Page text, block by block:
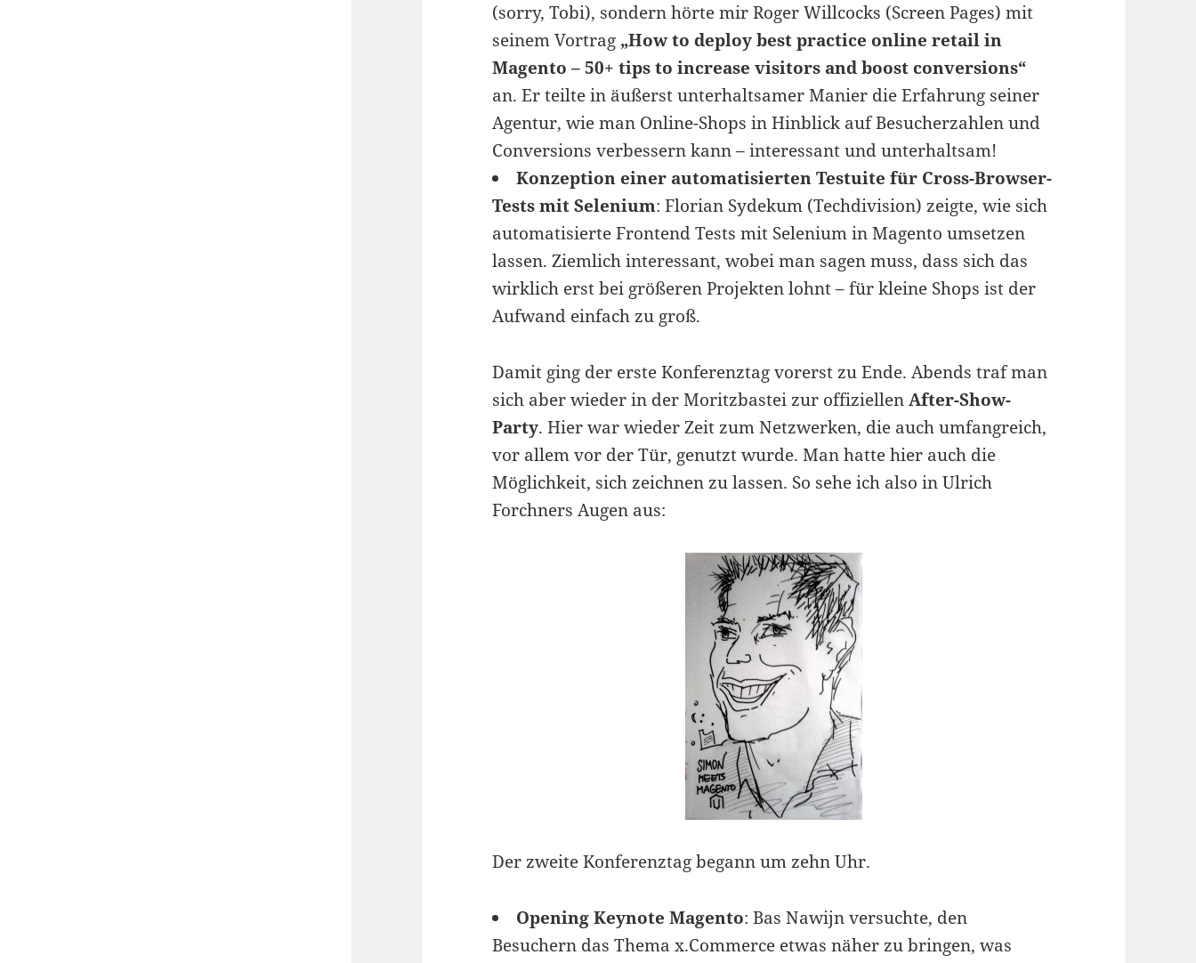
(sorry, Tobi), sondern hörte mir Roger Willcocks (Screen Pages) mit
seinem Vortrag „How to deploy best practice online retail in
Magento – 50+ tips to increase visitors and boost conversions“
an. Er teilte in äußerst unterhaltsamer Manier die Erfahrung seiner
Agentur, wie man Online-Shops in Hinblick auf Besucherzahlen und
Conversions verbessern kann – interessant und unterhaltsam!
Konzeption einer automatisierten Testuite für Cross-Browser-
Tests mit Selenium: Florian Sydekum (Techdivision) zeigte, wie sich
automatisierte Frontend Tests mit Selenium in Magento umsetzen
lassen. Ziemlich interessant, wobei man sagen muss, dass sich das
wirklich erst bei größeren Projekten lohnt – für kleine Shops ist der
Aufwand einfach zu groß.
Damit ging der erste Konferenztag vorerst zu Ende. Abends traf man
sich aber wieder in der Moritzbastei zur offiziellenAfter-Show-
Party. Hier war wieder Zeit zum Netzwerken, die auch umfangreich,
vor allem vor der Tür, genutzt wurde. Man hatte hier auch die
Möglichkeit, sich zeichnen zu lassen. So sehe ich also in Ulrich
Forchners Augen aus:
Der zweite Konferenztag begann um zehn Uhr.
Opening Keynote Magento: Bas Nawijn versuchte, den
Besuchern das Thema x.Commerce etwas näher zu bringen, was